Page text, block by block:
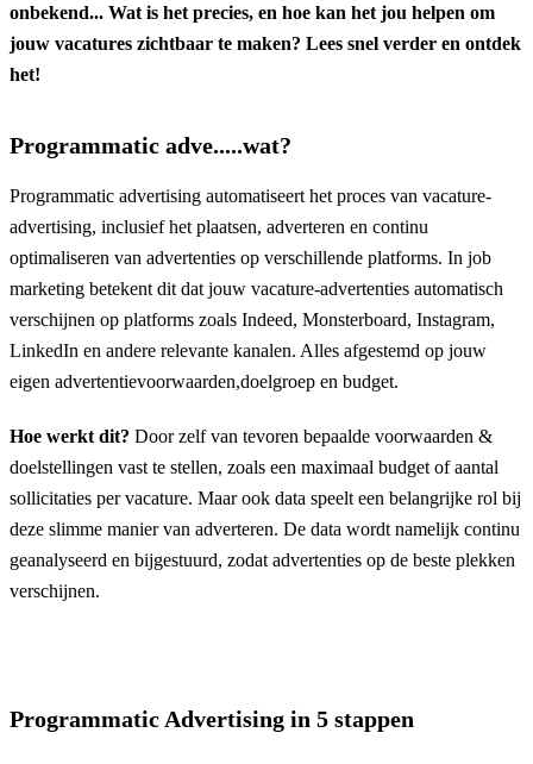
onbekend... Wat is het precies, en hoe kan het jou helpen om
jouw vacatures zichtbaar te maken? Lees snel verder en ontdek
het!
Programmatic adve.....wat?
Programmatic advertising automatiseert het proces van vacature-
advertising, inclusief het plaatsen, adverteren en continu
optimaliseren van advertenties op verschillende platforms. In job
marketing betekent dit dat jouw vacature-advertenties automatisch
verschijnen op platforms zoals Indeed, Monsterboard, Instagram,
LinkedIn en andere relevante kanalen. Alles afgestemd op jouw
eigen advertentievoorwaarden,doelgroep en budget.
Hoe werkt dit? Door zelf van tevoren bepaalde voorwaarden &
doelstellingen vast te stellen, zoals een maximaal budget of aantal
sollicitaties per vacature. Maar ook data speelt een belangrijke rol bij
deze slimme manier van adverteren. De data wordt namelijk continu
geanalyseerd en bijgestuurd, zodat advertenties op de beste plekken
verschijnen.
Programmatic Advertising in 5 stappen